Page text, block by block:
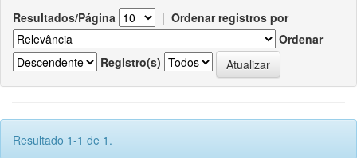
Resultados/Página | Ordenar registros por
Ordenar
Registro(s)
Resultado 1-1 de 1.